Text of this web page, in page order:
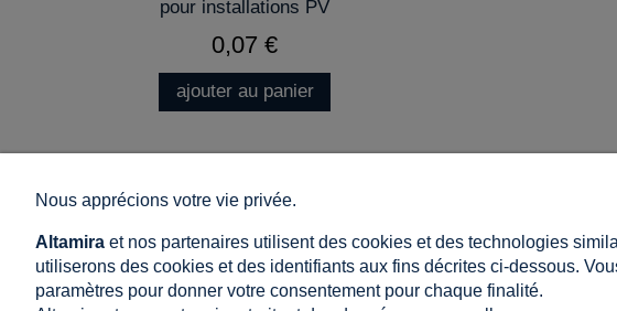
pour installations PV
0,07 €
ajouter au panier
Achats
Conditions générales de vente et de livraison Comment magasiner?
Nous apprécions votre vie privée.
Altamira et nos partenaires utilisent des cookies et des technologies
utiliserons des cookies et des identifiants aux fins décrites ci-dessous.
paramètres pour donner votre consentement pour chaque finalité.